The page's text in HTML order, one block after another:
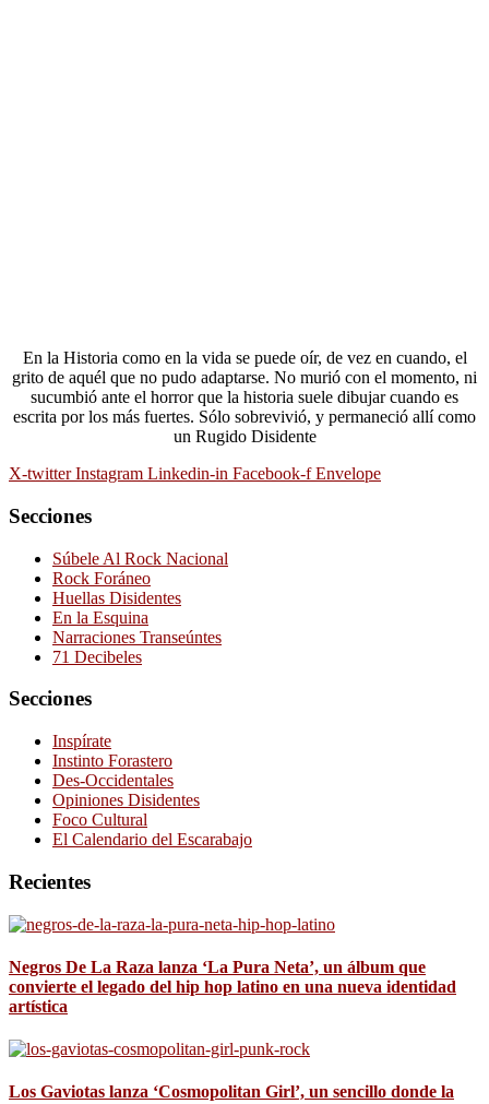
En la Historia como en la vida se puede oír, de vez en cuando, el
grito de aquél que no pudo adaptarse. No murió con el momento, ni
sucumbió ante el horror que la historia suele dibujar cuando es
escrita por los más fuertes. Sólo sobrevivió, y permaneció allí como
un Rugido Disidente
X-twitter Instagram Linkedin-in Facebook-f Envelope
Secciones
Súbele Al Rock Nacional
Rock Foráneo
Huellas Disidentes
En la Esquina
Narraciones Transeúntes
71 Decibeles
Secciones
Inspírate
Instinto Forastero
Des-Occidentales
Opiniones Disidentes
Foco Cultural
El Calendario del Escarabajo
Recientes
Negros De La Raza lanza ‘La Pura Neta’, un álbum que
convierte el legado del hip hop latino en una nueva identidad
artística
Los Gaviotas lanza ‘Cosmopolitan Girl’, un sencillo donde la